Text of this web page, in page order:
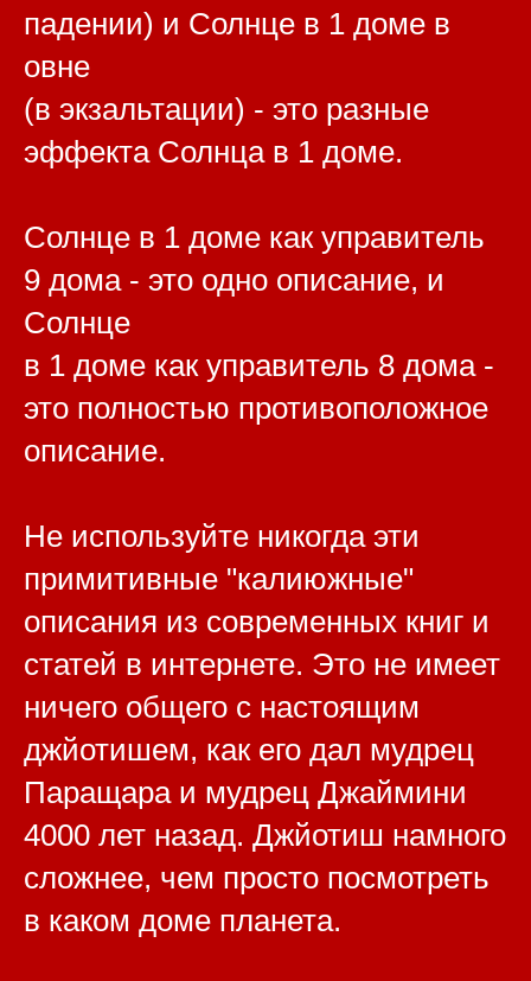
падении) и Солнце в 1 доме в
овне
(в экзальтации) - это разные
эффекта Солнца в 1 доме.
Солнце в 1 доме как управитель
9 дома - это одно описание, и
Солнце
в 1 доме как управитель 8 дома -
это полностью противоположное
описание.
Не используйте никогда эти
примитивные "калиюжные"
описания из современных книг и
статей в интернете. Это не имеет
ничего общего с настоящим
джйотишем, как его дал мудрец
Паращара и мудрец Джаймини
4000 лет назад. Джйотиш намного
сложнее, чем просто посмотреть
в каком доме планета.